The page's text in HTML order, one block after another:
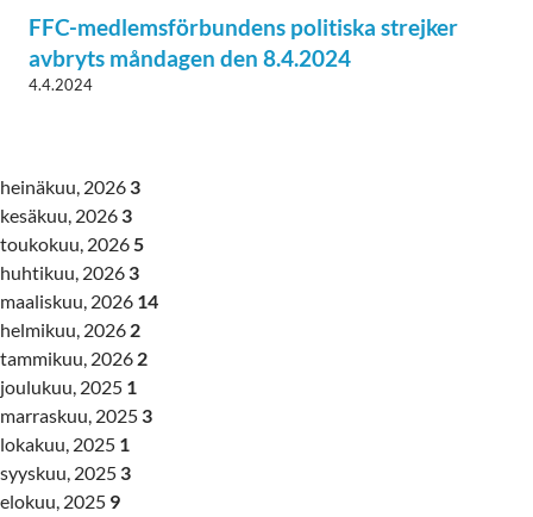
FFC-medlemsförbundens politiska strejker
avbryts måndagen den 8.4.2024
4.4.2024
heinäkuu, 2026 3
kesäkuu, 2026 3
toukokuu, 20265
huhtikuu, 2026 3
maaliskuu, 2026 14
helmikuu, 2026 2
tammikuu, 2026 2
joulukuu, 2025 1
marraskuu, 2025 3
lokakuu, 2025 1
syyskuu, 2025 3
elokuu, 2025 9